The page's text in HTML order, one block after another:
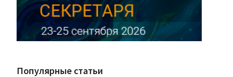
Реклама Ассоциации "НОКС", ИНН 7709980401, ERID:2SDnjdY5NTb
Популярные статьи